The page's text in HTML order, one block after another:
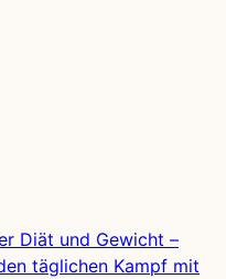
Diät und Gewicht –
täglichen Kampf mit